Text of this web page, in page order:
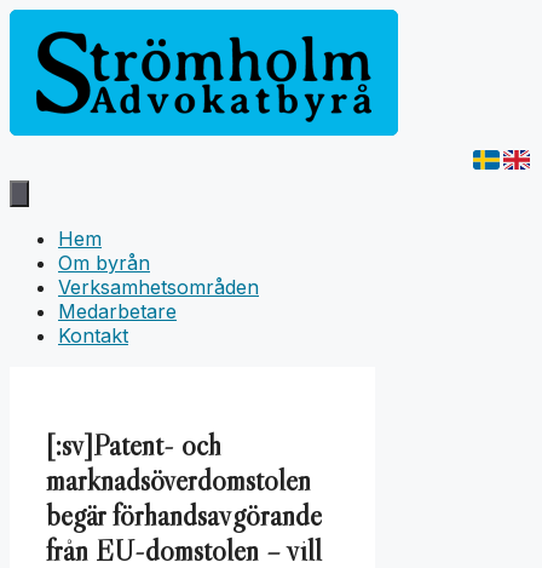
Hoppa
innehåll
Hem
Om byrån
Verksamhetsområden
Medarbetare
Kontakt
[:sv]Patent- och
marknadsöverdomstolen
begär förhandsavgörande
från EU-domstolen – vill